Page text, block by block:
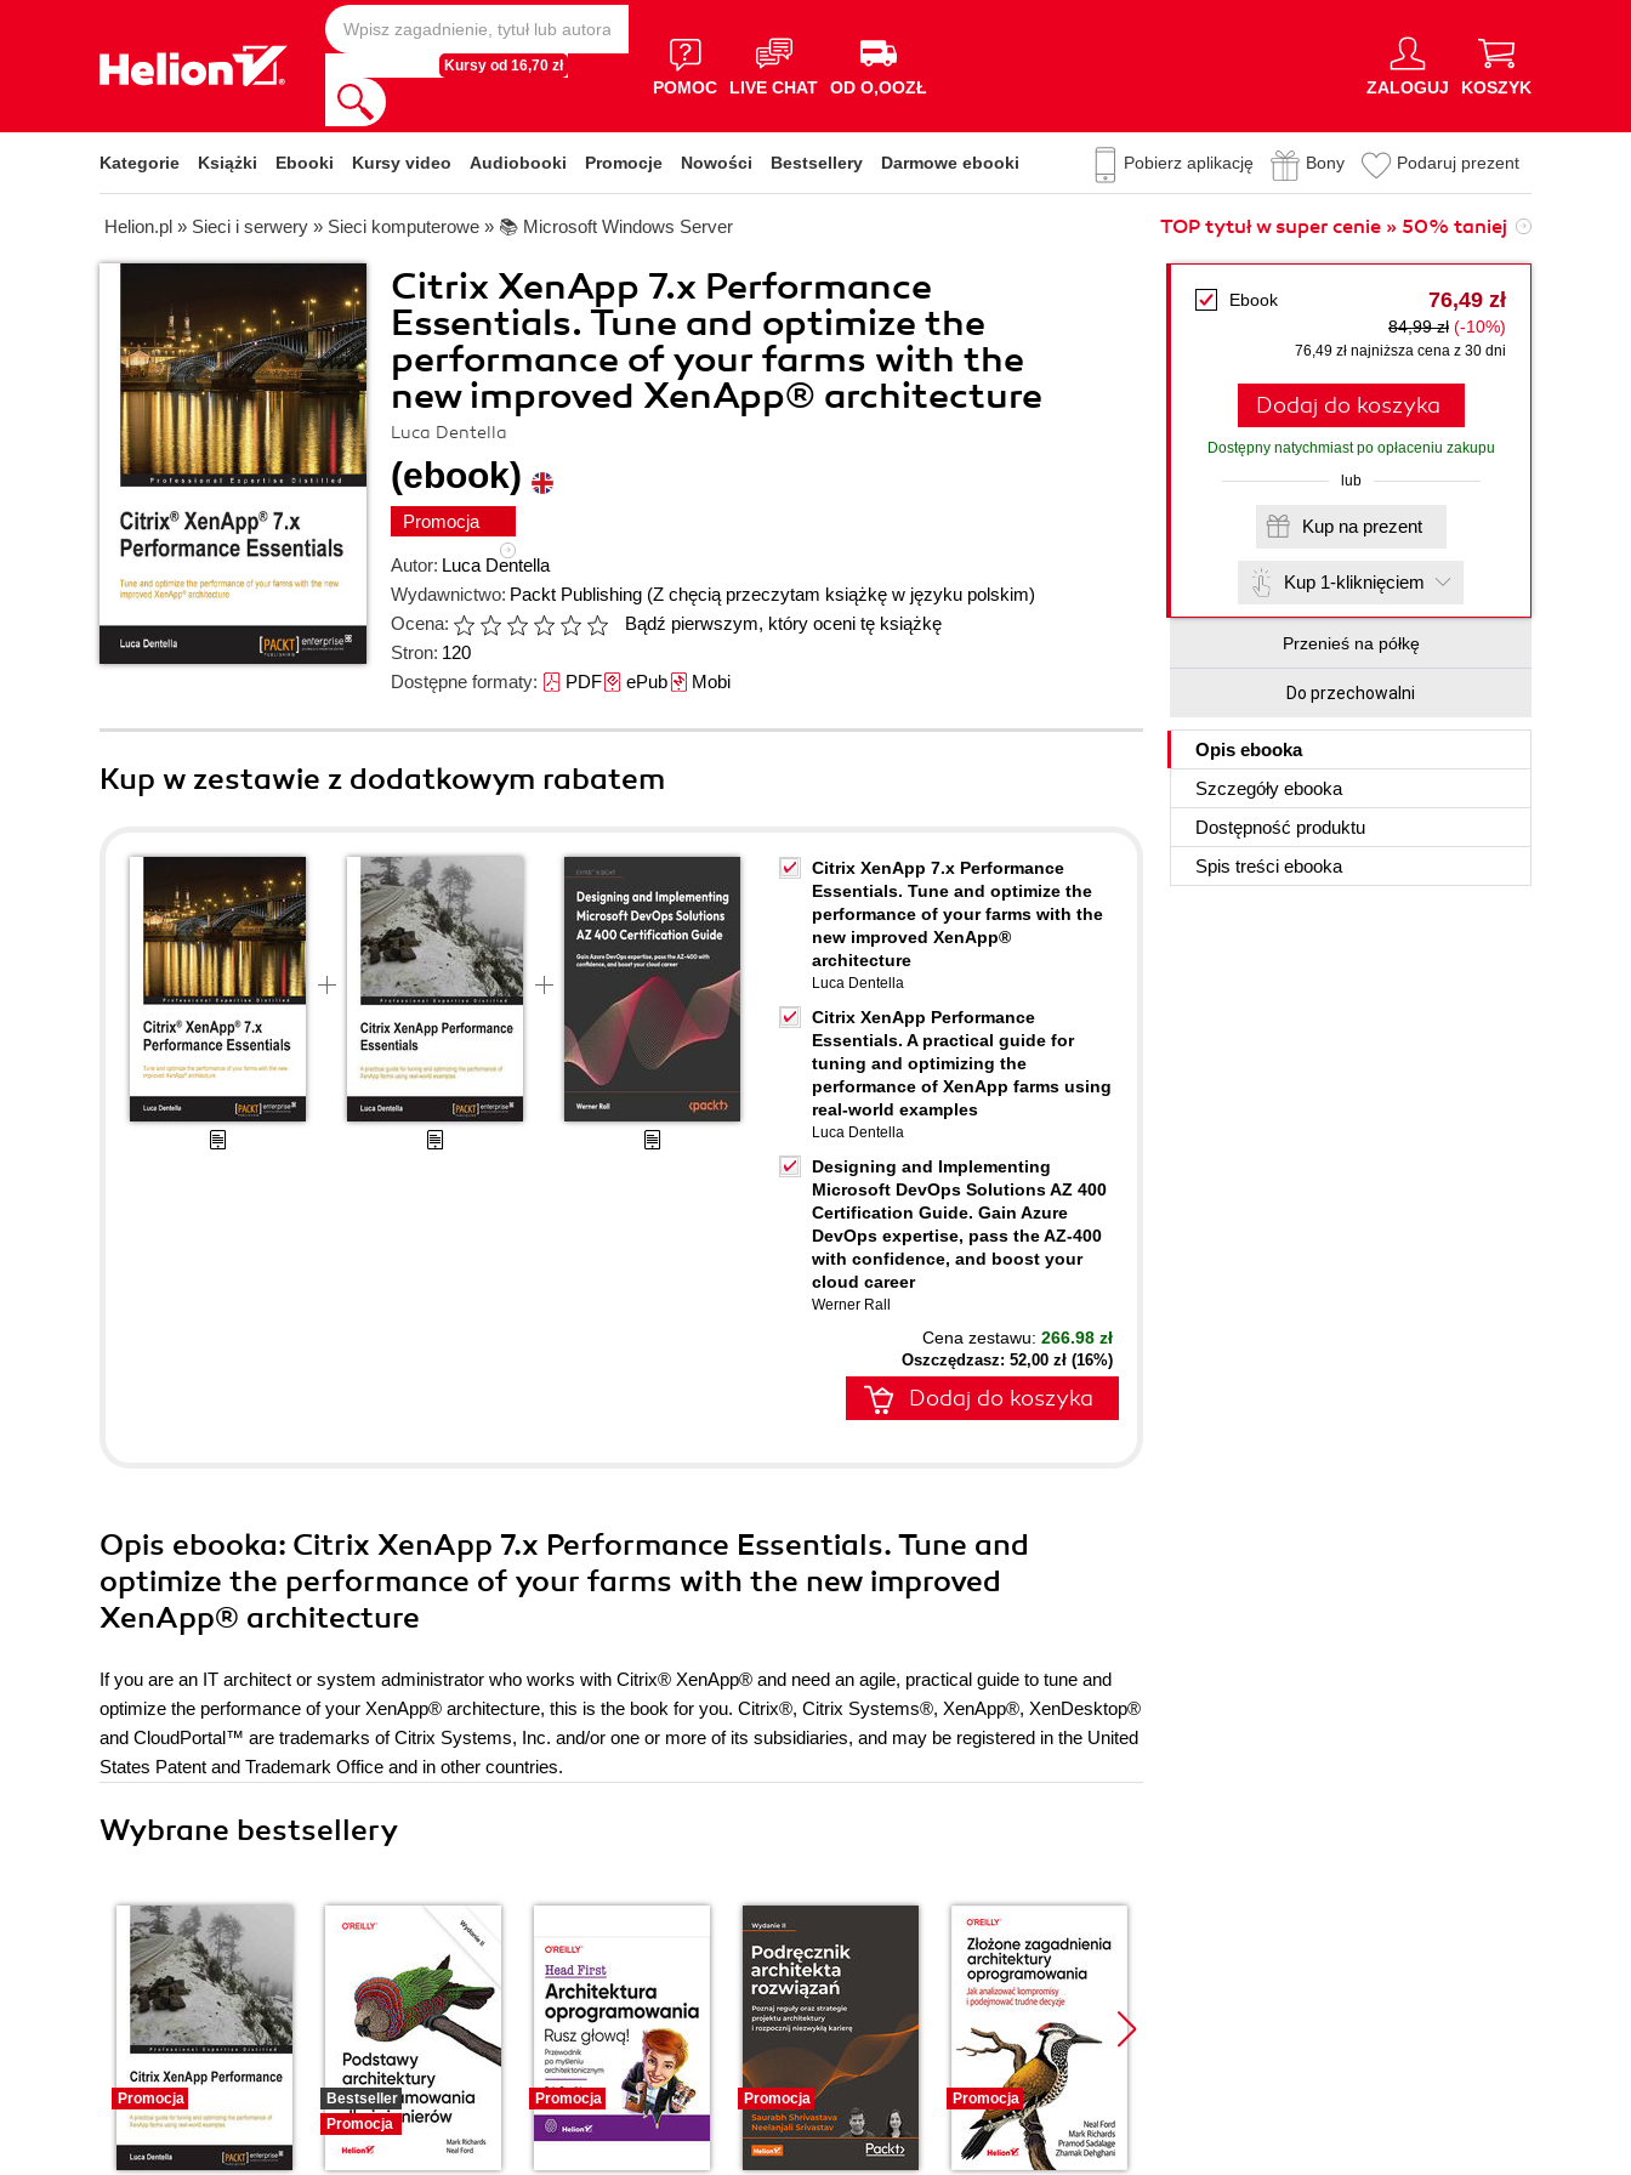
Kursy od 16,70 zł
POMOC LIVE CHAT OD O,OOZŁ ZALOGUJ KOSZYK
Kategorie Książki Ebooki Kursy video Audiobooki Promocje Nowości Bestsellery Darmowe ebooki Pobierz aplikację Bony Podaruj prezent
Helion.pl » Sieci i serwery » Sieci komputerowe » 📚 Microsoft Windows Server TOP tytuł w super cenie » 50% taniej
Citrix XenApp 7.x Performance
Essentials. Tune and optimize the
performance of your farms with the
new improved XenApp® architecture
Luca Dentella
(ebook)
Promocja
Autor: Luca Dentella
Wydawnictwo: Packt Publishing (Z chęcią przeczytam książkę w języku polskim)
Ocena:
Bądź pierwszym, który oceni tę książkę
Stron: 120
Dostępne formaty: PDFePubMobi
Ebook 76,49 zł
84,99 zł (-10%)
76,49 zł najniższa cena z 30 dni
Dodaj do koszyka
Dostępny natychmiast po opłaceniu zakupu
lub
Kup na prezent
Kup 1-kliknięciem
Przenieś na półkę
Do przechowalni
Opis ebooka
Szczegóły ebooka
Dostępność produktu
Spis treści ebooka
Kup w zestawie z dodatkowym rabatem
Citrix XenApp 7.x Performance
Essentials. Tune and optimize the
performance of your farms with the
new improved XenApp®
architecture
Luca Dentella
Citrix XenApp Performance
Essentials. A practical guide for
tuning and optimizing the
performance of XenApp farms using
real-world examples
Luca Dentella
Designing and Implementing
Microsoft DevOps Solutions AZ 400
Certification Guide. Gain Azure
DevOps expertise, pass the AZ-400
with confidence, and boost your
cloud career
Werner Rall
Cena zestawu: 266.98 zł
Oszczędzasz: 52,00 zł (16%)
Dodaj do koszyka
Opis ebooka: Citrix XenApp 7.x Performance Essentials. Tune and
optimize the performance of your farms with the new improved
XenApp® architecture
If you are an IT architect or system administrator who works with Citrix® XenApp® and need an agile, practical guide to tune and
optimize the performance of your XenApp® architecture, this is the book for you. Citrix®, Citrix Systems®, XenApp®, XenDesktop®
and CloudPortal™ are trademarks of Citrix Systems, Inc. and/or one or more of its subsidiaries, and may be registered in the United
States Patent and Trademark Office and in other countries.
Wybrane bestsellery
Promocja
Bestseller
Promocja
Promocja Promocja Promocja